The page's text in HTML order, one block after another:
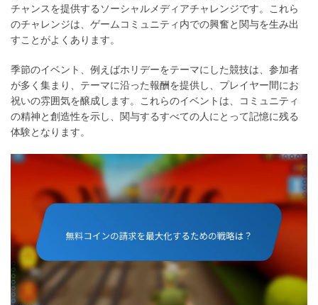
チャンスを提供するソーシャルメディアチャレンジです。これら
のチャレンジは、ゲームコミュニティ内での興奮と関与を生み出
すことがよくあります。
季節のイベント、例えばホリデーをテーマにした競技は、参加者
が多く集まり、テーマに沿った報酬を提供し、プレイヤー間にお
祝いの雰囲気を醸成します。これらのイベントは、コミュニティ
の精神と創造性を示し、関与するすべての人にとって記憶に残る
体験となります。